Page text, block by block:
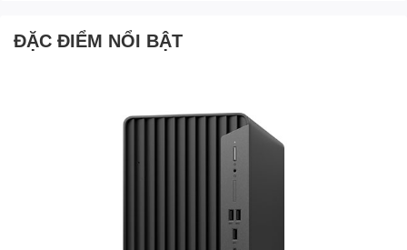
ĐẶC ĐIỂM NỔI BẬT